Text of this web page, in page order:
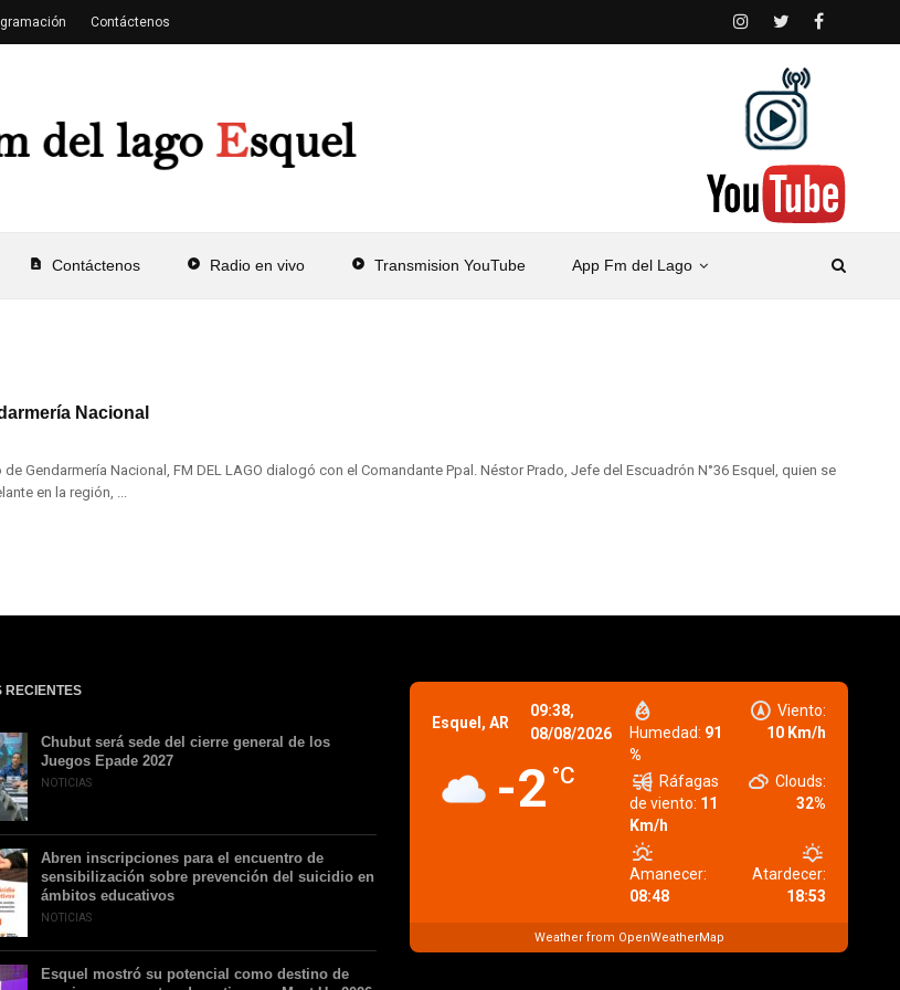
contact_page Contáctenos play_circle Radio en vivo play_circle Transmision YouTube App Fm del Lago
Contáctenos
Nacional
de Gendarmería Nacional, FM DEL LAGO dialogó con el Comandante Ppal. Néstor Prado, Jefe del Escuadrón N°36 Esquel, quien se
en la región, ...
RECIENTES
Chubut será sede del cierre general de los
Juegos Epade 2027
NOTICIAS
Abren inscripciones para el encuentro de
sensibilización sobre prevención del suicidio en
ámbitos educativos
NOTICIAS
Esquel mostró su potencial como destino de
Esquel, AR
09:38,
08/08/2026
-2 °C
Humedad: 91
%
Viento:
10 Km/h
Ráfagas
de viento: 11
Km/h
Clouds:
32%
Amanecer:
08:48
Atardecer:
18:53
Weather from OpenWeatherMap